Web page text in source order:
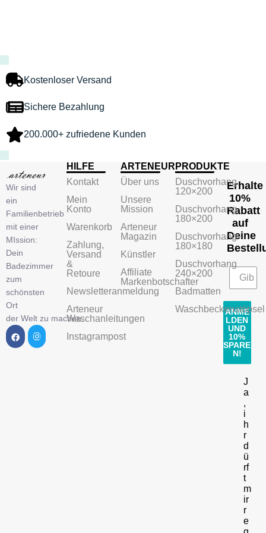
Kostenloser Versand
Sichere Bezahlung
200.000+ zufriedene Kunden
Wir sind
ein
Familienbetrieb
mit einer
MIssion:
Dein
Badezimmer
zum
schönsten
Ort
der Welt zu machen.
HILFE
Kontakt
Mein
Konto
Warenkorb
Zahlung,
Versand
&
Retoure
Newsletteranmeldung
Arteneur
Waschanleitungen
Instagrampost
ARTENEUR
Über uns
Unsere
Mission
Arteneur
Magazin
Künstler
Affiliate
Markenbotschafter
PRODUKTE
Duschvorhang
120×200
Duschvorhang
180×200
Duschvorhang
180×180
Duschvorhang
240×200
Badmatten
Waschbeckenstöpsel
Erhalte
10%
Rabatt
auf
Deine
ANME
LDEN
UND
10%
SPARE
N!
J
a
,
i
h
r
d
ü
rf
t
m
ir
r
e